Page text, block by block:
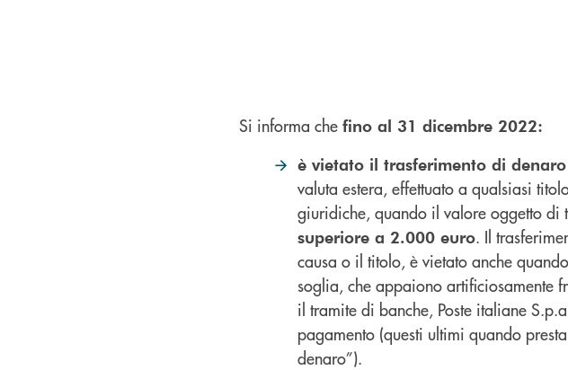
Si informa che fino al 31 dicembre 2022:
è vietato il trasferimento di
valuta estera, effettuato a qualsiasi
giuridiche, quando il valore oggetto di
superiore a 2.000 euro. Il
causa o il titolo, è vietato anche
soglia, che appaiono artificiosamente
il tramite di banche, Poste italiane
pagamento (questi ultimi quando
denaro”).